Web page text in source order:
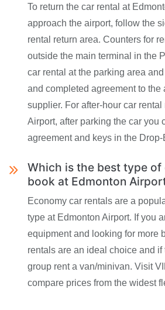
To return the car rental at
approach the airport, follow the
rental return area. Counters for
outside the main terminal in the
car rental at the parking area
and completed agreement to the
supplier. For after-hour car
Airport, after parking the car you
agreement and keys in the Drop-
Which is the best type of
book at Edmonton
Economy car rentals are a
type at Edmonton Airport. If you
equipment and looking for more
rentals are an ideal choice and
group rent a van/minivan. Visit
compare prices from the widest